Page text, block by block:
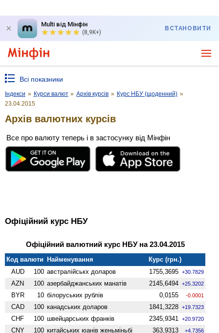
Multi від Мінфін
(8,9K+)
ВСТАНОВИТИ
Всі показники
Індекси » Курси валют » Архів курсів » Курс НБУ (щоденний) »
23.04.2015
Архів валютних курсів
Все про валюту теперь і в застосунку від Мінфін
Офіційний курс НБУ
Офіційний валютний курс НБУ на 23.04.2015
Код валюти Найменування
Курс (грн.)
AUD
100 австралійськх доларов 1755,3695 +30.7829
AZN 100 азербайджанських манатів 2145,6494 +25.3202
BYR 10 білоруських рублів 0,0155 -0.0001
CAD 100 канадських доларов 1841,3228 +19.7323
CHF 100 швейцарських франків 2345,9341 +20.9720
CNY 100 китайських юанів женьмiньбi 363,9313 +4.7356